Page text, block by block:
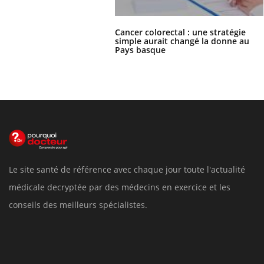
Cancer colorectal : une stratégie
simple aurait changé la donne au
Pays basque
Le site santé de référence avec chaque jour toute l'actualité
médicale decryptée par des médecins en exercice et les
conseils des meilleurs spécialistes.